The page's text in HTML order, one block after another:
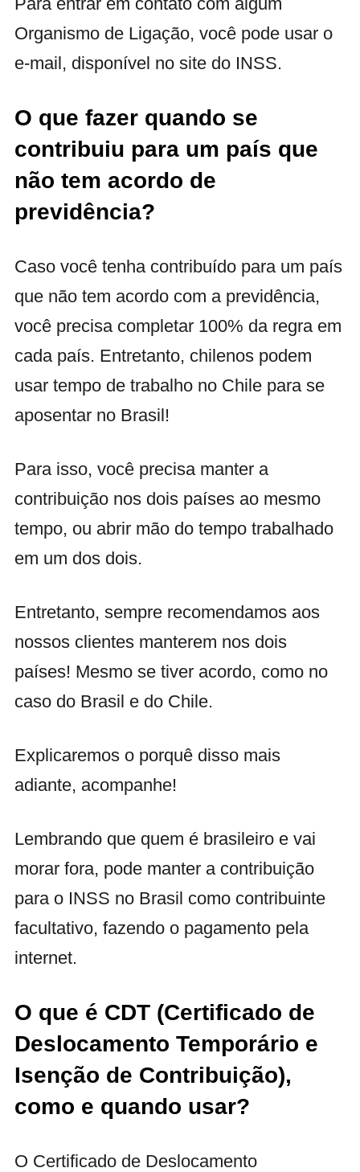
Organismo de Ligação, você pode usar o
e-mail, disponível no site do INSS.
O que fazer quando se
contribuiu para um país que
não tem acordo de
previdência?
Caso você tenha contribuído para um país
que não tem acordo com a previdência,
você precisa completar 100% da regra em
cada país. Entretanto, chilenos podem
usar tempo de trabalho no Chile para se
aposentar no Brasil!
Para isso, você precisa manter a
contribuição nos dois países ao mesmo
tempo, ou abrir mão do tempo trabalhado
em um dos dois.
Entretanto, sempre recomendamos aos
nossos clientes manterem nos dois
países! Mesmo se tiver acordo, como no
caso do Brasil e do Chile.
Explicaremos o porquê disso mais
adiante, acompanhe!
Lembrando que quem é brasileiro e vai
morar fora, pode manter a contribuição
para o INSS no Brasil como contribuinte
facultativo, fazendo o pagamento pela
internet.
O que é CDT (Certificado de
Deslocamento Temporário e
Isenção de Contribuição),
como e quando usar?
O Certificado de Deslocamento